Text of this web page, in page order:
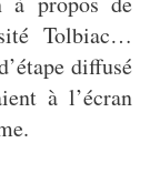
Tolbiac…
diffusé
à l’écran